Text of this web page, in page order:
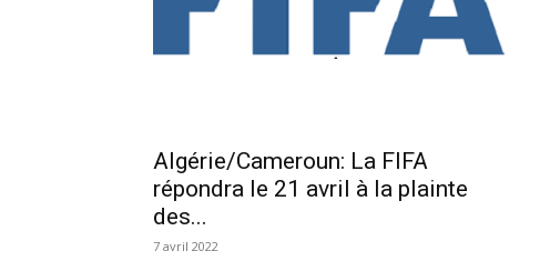
Algérie/Cameroun: La FIFA
répondra le 21 avril à la plainte
des...
7 avril 2022